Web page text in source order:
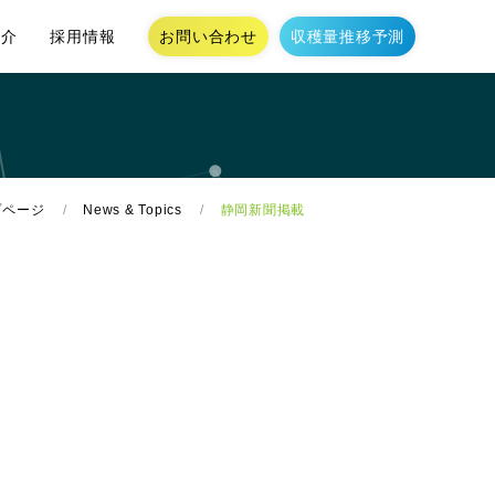
採用情報 お問い合わせ 収穫量推移予測
ージ News & Topics 静岡新聞掲載